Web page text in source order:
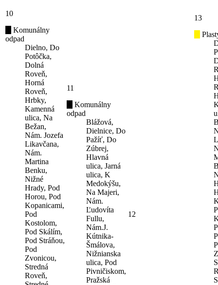
10
Komunálny
odpad
Dielno, Do
Potôčka,
Dolná
Roveň,
Horná
Roveň,
Hrbky,
Kamenná
ulica, Na
Bežan,
Nám. Jozefa
Likavčana,
Nám.
Martina
Benku,
Nižné
Hrady, Pod
Horou, Pod
Kopanicami,
Pod
Kostolom,
Pod Skálím,
Pod Stráňou,
Pod
Zvonicou,
Stredná
Roveň,
11
Komunálny
odpad
Blážová,
Dielnice, Do
Pažíť, Do
Zúbrej,
Hlavná
ulica, Jarná
ulica, K
Medokýšu,
Na Majeri,
Nám.
Ľudovíta
Fullu,
Nám.J.
Kútnika-
Šmálova,
Nižnianska
ulica, Pod
Pivničiskom,
Pražská
12
13